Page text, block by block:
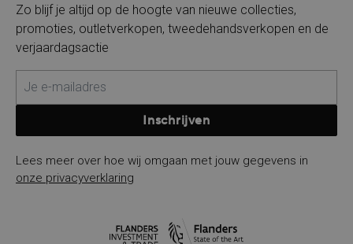
Zo blijf je altijd op de hoogte van nieuwe collecties,
promoties, outletverkopen, tweedehandsverkopen en de
verjaardagsactie
Inschrijven
Lees meer over hoe wij omgaan met jouw gegevens in
onze privacyverklaring